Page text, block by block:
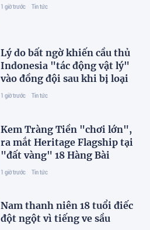
1 giờ trước Tin tức
Lý do bất ngờ khiến cầu thủ
Indonesia "tác động vật lý"
vào đồng đội sau khi bị loại
1 giờ trước Tin tức
Kem Tràng Tiền "chơi lớn",
ra mắt Heritage Flagship tại
"đất vàng" 18 Hàng Bài
1 giờ trước Tin tức
Nam thanh niên 18 tuổi điếc
đột ngột vì tiếng ve sầu